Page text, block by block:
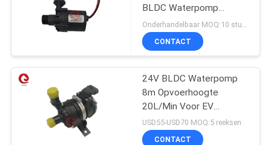
NIEUWS
VRAAG
EEN
BLDC Waterpomp
24VDC 30W Stil Laag
Trillingen Voor
Haarwasmachines
CONTACT
24V BLDC Waterpomp
8m Opvoerhoogte
20L/Min Voor EV
Laadstation
Koelsysteem
USD55-USD70 MOQ:5 reeksen
CONTACT